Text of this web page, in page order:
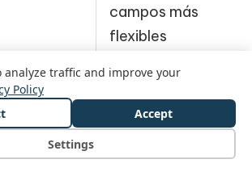
campos más
flexibles
Botones
visibles en la
parte frontal
de la tarjeta: la
analyze traffic and improve your
Policy
Settings
Accept